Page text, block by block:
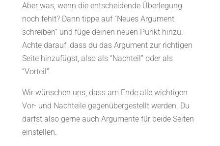
Aber was, wenn die entscheidende Überlegung
noch fehlt? Dann tippe auf “Neues Argument
schreiben” und füge deinen neuen Punkt hinzu.
Achte darauf, dass du das Argument zur richtigen
Seite hinzufügst, also als “Nachteil” oder als
“Vorteil”.
Wir wünschen uns, dass am Ende alle wichtigen
Vor- und Nachteile gegenübergestellt werden. Du
darfst also gerne auch Argumente für beide Seiten
einstellen.